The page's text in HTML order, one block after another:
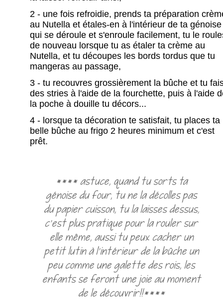
2 - une fois refroidie, prends ta préparation
au Nutella et étales-en à l'intérieur de ta génoise
qui se déroule et s'enroule facilement, tu le
de nouveau lorsque tu as étaler ta crème au
Nutella, et tu découpes les bords tordus que tu
mangeras au passage,
3 - tu recouvres grossièrement la bûche et tu
des stries à l'aide de la fourchette, puis à l'aide
la poche à douille tu décors...
4 - lorsque ta décoration te satisfait, tu places ta
belle bûche au frigo 2 heures minimum et c'est
prêt.
**** astuce, quand tu sorts ta
génoise du four, tu ne la décolles pas
du papier cuisson, tu la laisses dessus,
c'est plus pratique pour la rouler sur
elle même, aussi tu peux cacher un
petit lutin à l'intérieur de la bûche un
peu comme une galette des rois, les
enfants se feront une joie au moment
de le découvrir!!****